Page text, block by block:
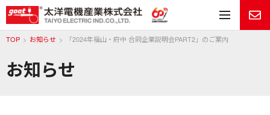
メ
お知らせ
TOP お知らせ 「2024年福山・府中 合同企業説明会PART2」のご案内